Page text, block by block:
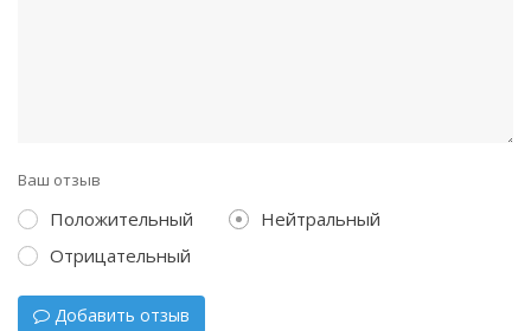
Ваш отзыв
Положительный
Нейтральный
Отрицательный
Добавить отзыв